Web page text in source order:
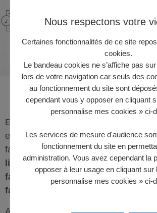
ETAPE 2 : Rechercher et
fabricants fiables
En France, le marché des
est en plein essor. Pour trouver les
fabricants,utilisez les moteurs de
ligne en tapant les bons mots clés
fabricant de cartes électroniques
fabricant de cartes électroniques
Assurez-vous de privilégier ceux qui
Nous respectons votre
Certaines fonctionnalités de ce site
cookies.
Le bandeau cookies ne s’affiche pas
lors de votre navigation car seuls des
au fonctionnement du site sont
cependant vous y opposer en cliquant
personnalise mes cookies » ci-
Les services de mesure d'audience
fonctionnement du site en
administration. Vous avez cependant la
opposer à leur usage en cliquant sur
personnalise mes cookies » ci-